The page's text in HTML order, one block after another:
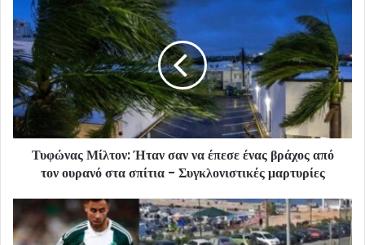
Τυφώνας Μίλτον: Ήταν σαν να έπεσε ένας βράχος από
τον ουρανό στα σπίτια - Συγκλονιστικές μαρτυρίες